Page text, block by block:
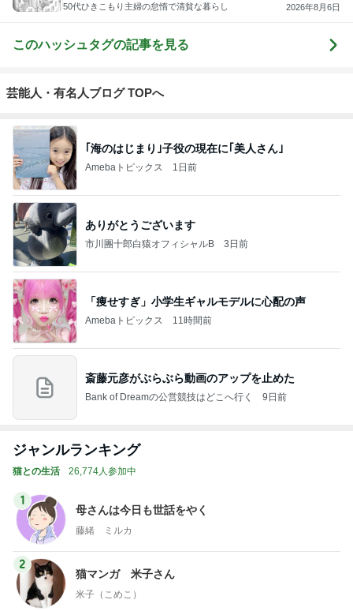
50代ひきこもり主婦の怠惰で清貧な暮らし 2026年8月6日
このハッシュタグの記事を見る
芸能人・有名人ブログ TOPへ
｢海のはじまり｣子役の現在に｢美人さん｣
Amebaトピックス 1日前
ありがとうございます
市川團十郎白猿オフィシャルB 3日前
「痩せすぎ」小学生ギャルモデルに心配の声
Amebaトピックス 11時間前
斎藤元彦がぶらぶら動画のアップを止めた
Bank of Dreamの公営競技はどこへ行く 9日前
ジャンルランキング
猫との生活 26,774人参加中
1
母さんは今日も世話をやく
藤緒 ミルカ
2
猫マンガ 米子さん
米子（こめこ）